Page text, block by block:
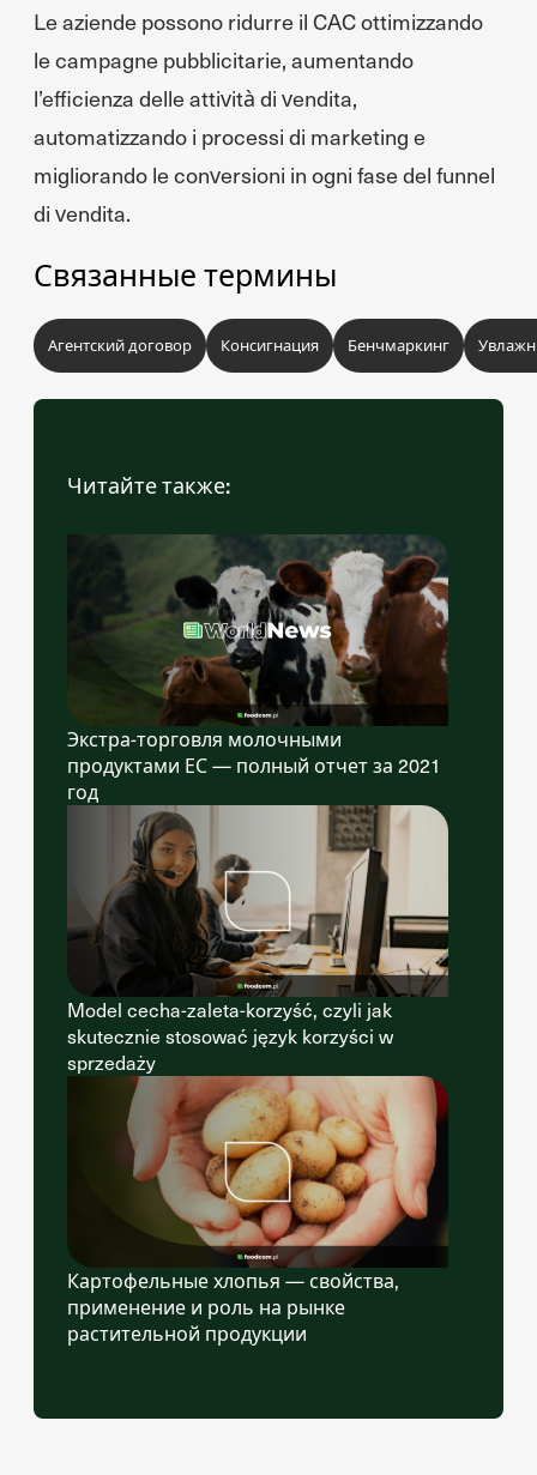
Le aziende possono ridurre il CAC ottimizzando
le campagne pubblicitarie, aumentando
l’efficienza delle attività di vendita,
automatizzando i processi di marketing e
migliorando le conversioni in ogni fase del funnel
di vendita.
Связанные термины
Агентский договор Консигнация Бенчмаркинг
Читайте также:
Экстра-торговля молочными
продуктами ЕС — полный отчет за 2021
год
Model cecha-zaleta-korzyść, czyli jak
skutecznie stosować język korzyści w
sprzedaży
Картофельные хлопья — свойства,
применение и роль на рынке
растительной продукции